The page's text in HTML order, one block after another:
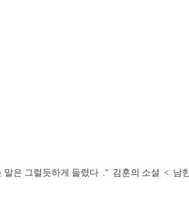
말은 그럴듯하게 들렸다 ." 김훈의 소설 < 남